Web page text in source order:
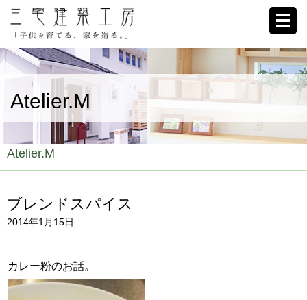
ホーム
家への想い
施工例
ブログ
リクルート
会社概要
Atelier.M
Atelier.M
ブレンドスパイス
2014年1月15日
カレー粉のお話。